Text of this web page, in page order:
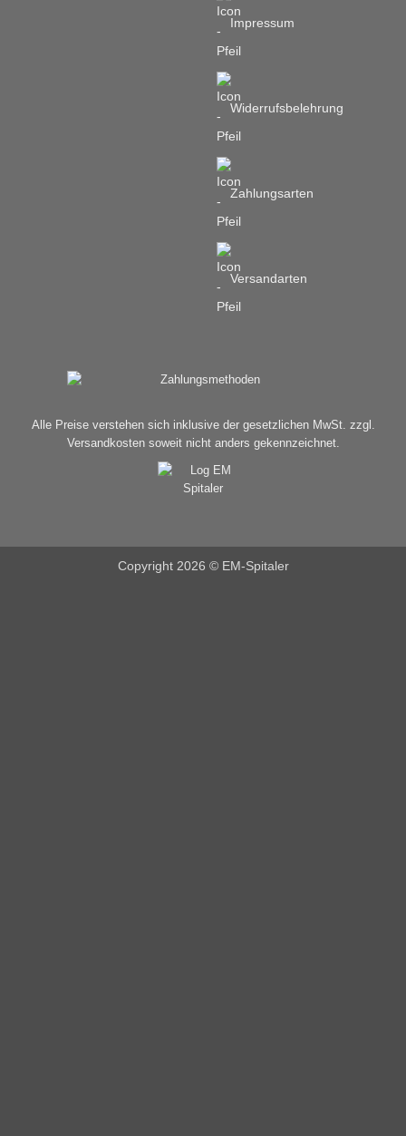
Impressum
Widerrufsbelehrung
Zahlungsarten
Versandarten
Alle Preise verstehen sich inklusive der gesetzlichen MwSt. zzgl.
Versandkosten soweit nicht anders gekennzeichnet.
Copyright 2026 © EM-Spitaler